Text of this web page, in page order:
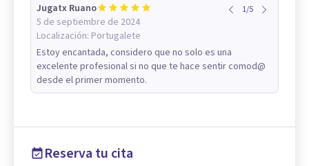
Jugatx Ruano
5 de septiembre de 2024
Localización: Portugalete
1/5
Estoy encantada, considero que no solo es una
excelente profesional si no que te hace sentir comod@
desde el primer momento.
Reserva tu cita